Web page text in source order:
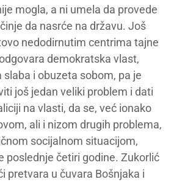
mogla, a ni umela da provede
da nasrće na državu. Još
nedodirnutim centrima tajne
demokratska vlast,
slaba i obuzeta sobom, pa je
još jedan veliki problem i dati
na vlasti, da se, već ionako
ali i nizom drugih problema,
socijalnom situacijom,
poslednje četiri godine. Zukorlić
pretvara u čuvara Bošnjaka i